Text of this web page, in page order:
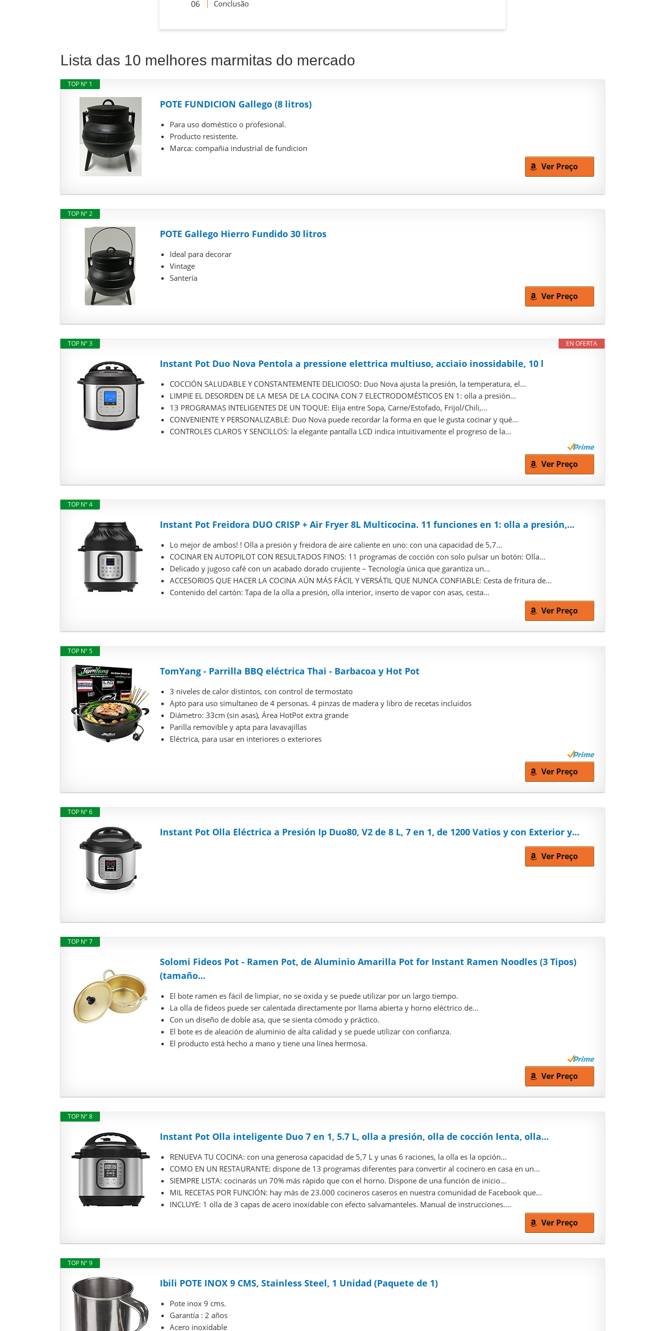
Conclusão
Lista das 10 melhores marmitas do mercado
TOP Nº 1
POTE FUNDICION Gallego (8 litros)
Para uso doméstico o profesional.
Producto resistente.
Marca: compañia industrial de fundicion
Ver Preço
TOP Nº 2
POTE Gallego Hierro Fundido 30 litros
Ideal para decorar
Vintage
Santería
Ver Preço
EN OFERTA
TOP Nº 3
Instant Pot Duo Nova Pentola a pressione elettrica multiuso, acciaio inossidabile, 10 l
COCCIÓN SALUDABLE Y CONSTANTEMENTE DELICIOSO: Duo Nova ajusta la presión, la temperatura, el...
LIMPIE EL DESORDEN DE LA MESA DE LA COCINA CON 7 ELECTRODOMÉSTICOS EN 1: olla a presión...
13 PROGRAMAS INTELIGENTES DE UN TOQUE: Elija entre Sopa, Carne/Estofado, Frijol/Chili,...
CONVENIENTE Y PERSONALIZABLE: Duo Nova puede recordar la forma en que le gusta cocinar y qué...
CONTROLES CLAROS Y SENCILLOS: la elegante pantalla LCD indica intuitivamente el progreso de la...
Ver Preço
TOP Nº 4
Instant Pot Freidora DUO CRISP + Air Fryer 8L Multicocina. 11 funciones en 1: olla a presión,...
Lo mejor de ambos! ! Olla a presión y freidora de aire caliente en uno: con una capacidad de 5,7...
COCINAR EN AUTOPILOT CON RESULTADOS FINOS: 11 programas de cocción con solo pulsar un botón: Olla...
Delicado y jugoso café con un acabado dorado crujiente – Tecnología única que garantiza un...
ACCESORIOS QUE HACER LA COCINA AÚN MÁS FÁCIL Y VERSÁTIL QUE NUNCA CONFIABLE: Cesta de fritura de...
Contenido del cartón: Tapa de la olla a presión, olla interior, inserto de vapor con asas, cesta...
Ver Preço
TOP Nº 5
TomYang - Parrilla BBQ eléctrica Thai - Barbacoa y Hot Pot
3 niveles de calor distintos, con control de termostato
Apto para uso simultaneo de 4 personas. 4 pinzas de madera y libro de recetas incluidos
Diámetro: 33cm (sin asas), Área HotPot extra grande
Parilla removible y apta para lavavajillas
Eléctrica, para usar en interiores o exteriores
Ver Preço
TOP Nº 6
Instant Pot Olla Eléctrica a Presión Ip Duo80, V2 de 8 L, 7 en 1, de 1200 Vatios y con Exterior y...
Ver Preço
TOP Nº 7
Solomi Fideos Pot - Ramen Pot, de Aluminio Amarilla Pot for Instant Ramen Noodles (3 Tipos)
(tamaño...
El bote ramen es fácil de limpiar, no se oxida y se puede utilizar por un largo tiempo.
La olla de fideos puede ser calentada directamente por llama abierta y horno eléctrico de...
Con un diseño de doble asa, que se sienta cómodo y práctico.
El bote es de aleación de aluminio de alta calidad y se puede utilizar con confianza.
El producto está hecho a mano y tiene una línea hermosa.
Ver Preço
TOP Nº 8
Instant Pot Olla inteligente Duo 7 en 1, 5.7 L, olla a presión, olla de cocción lenta, olla...
RENUEVA TU COCINA: con una generosa capacidad de 5,7 L y unas 6 raciones, la olla es la opción...
COMO EN UN RESTAURANTE: dispone de 13 programas diferentes para convertir al cocinero en casa en un...
SIEMPRE LISTA: cocinarás un 70% más rápido que con el horno. Dispone de una función de inicio...
MIL RECETAS POR FUNCIÓN: hay más de 23.000 cocineros caseros en nuestra comunidad de Facebook que...
INCLUYE: 1 olla de 3 capas de acero inoxidable con efecto salvamanteles. Manual de instrucciones....
Ver Preço
TOP Nº 9
Ibili POTE INOX 9 CMS, Stainless Steel, 1 Unidad (Paquete de 1)
Pote inox 9 cms.
Garantía : 2 años
Acero inoxidable